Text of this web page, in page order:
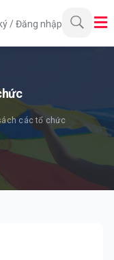
/Đăng nhập
các tổ chức